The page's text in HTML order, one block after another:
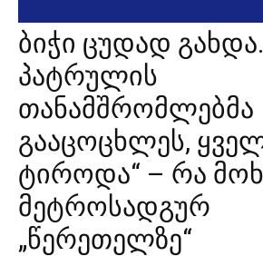
ბიჭი ცუდად
პატრულის
თანამშრომლებმა
გააცოცხლეს,
ტიროდა“ – რა
მეტროსადგურ
„წერეთელზე“